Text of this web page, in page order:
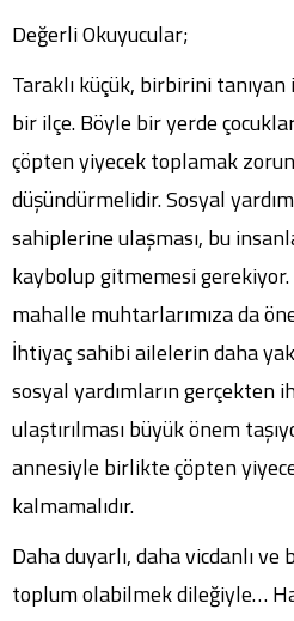
Değerli Okuyucular;
Taraklı küçük, birbirini tanıyan
bir ilçe. Böyle bir yerde
çöpten yiyecek toplamak
düşündürmelidir. Sosyal
sahiplerine ulaşması, bu
kaybolup gitmemesi
mahalle muhtarlarımıza da
İhtiyaç sahibi ailelerin daha
sosyal yardımların gerçekten
ulaştırılması büyük önem
annesiyle birlikte çöpten
kalmamalıdır.
Daha duyarlı, daha vicdanlı
toplum olabilmek dileğiyle…